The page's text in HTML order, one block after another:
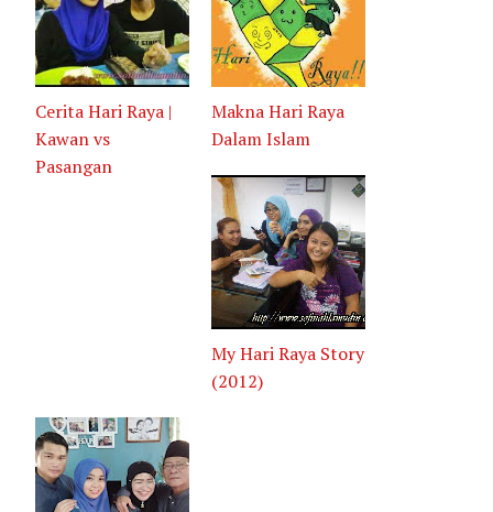
Cerita Hari Raya |
Kawan vs
Pasangan
Makna Hari Raya
Dalam Islam
My Hari Raya Story
(2012)